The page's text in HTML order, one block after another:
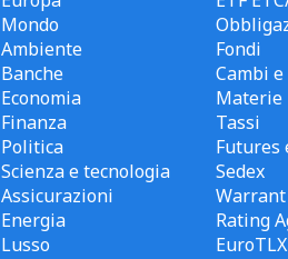
Mondo
Ambiente
Banche
Economia
Finanza
Politica
Scienza e tecnologia
Assicurazioni
Energia
Lusso
Fondi
Cambi
Materie
Tassi
Futures
Sedex
Warrant
Rating
EuroTLX